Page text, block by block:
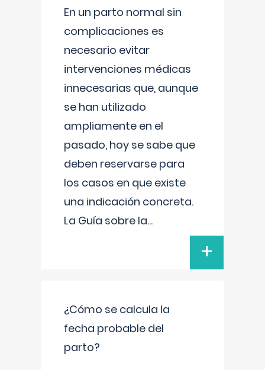
En un parto normal sin
complicaciones es
necesario evitar
intervenciones médicas
innecesarias que, aunque
se han utilizado
ampliamente en el
pasado, hoy se sabe que
deben reservarse para
los casos en que existe
una indicación concreta.
La Guía sobre la...
+
¿Cómo se calcula la
fecha probable del
parto?